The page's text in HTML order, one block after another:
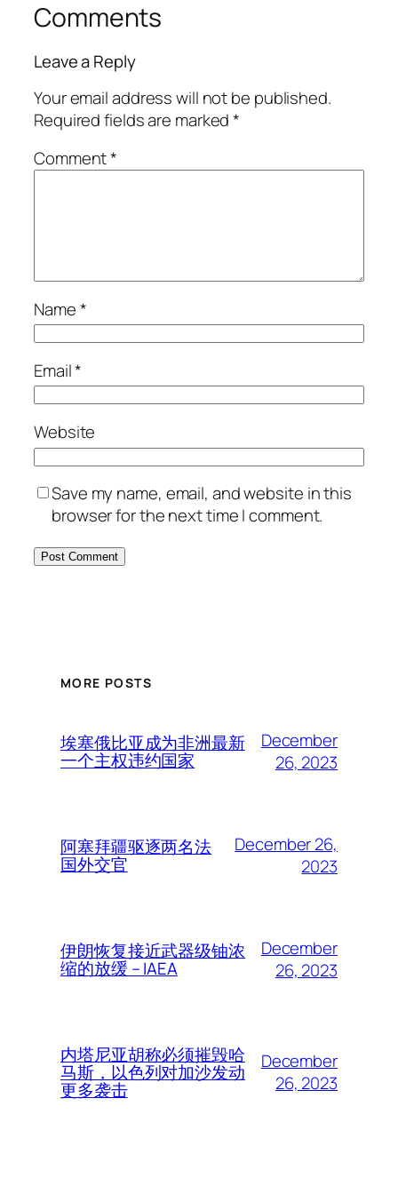
Comments
Leave a Reply
Your email address will not be published.
Required fields are marked*
Comment*
Name*
Email*
Website
Save my name, email, and website in this
browser for the next time I comment.
MORE POSTS
埃塞俄比亚成为非洲最新
一个主权违约国家
December
26, 2023
阿塞拜疆驱逐两名法
国外交官
December 26,
2023
伊朗恢复接近武器级铀浓
缩的放缓 – IAEA
December
26, 2023
内塔尼亚胡称必须摧毁哈
马斯，以色列对加沙发动
更多袭击
December
26, 2023